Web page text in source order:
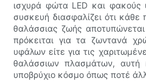
ισχυρά φώτα LED και φακούς
συσκευή διασφαλίζει ότι κάθε
θαλάσσιας ζωής
πρόκειται για τα ζωντανά
υφάλων είτε για τις
θαλάσσιων πλασμάτων, αυτή
υποβρύχιο κόσμο όπως ποτέ